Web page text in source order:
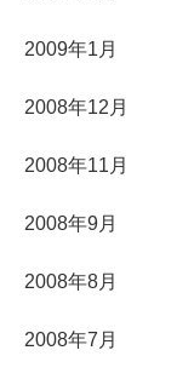
2009年1月
2008年12月
2008年11月
2008年9月
2008年8月
2008年7月